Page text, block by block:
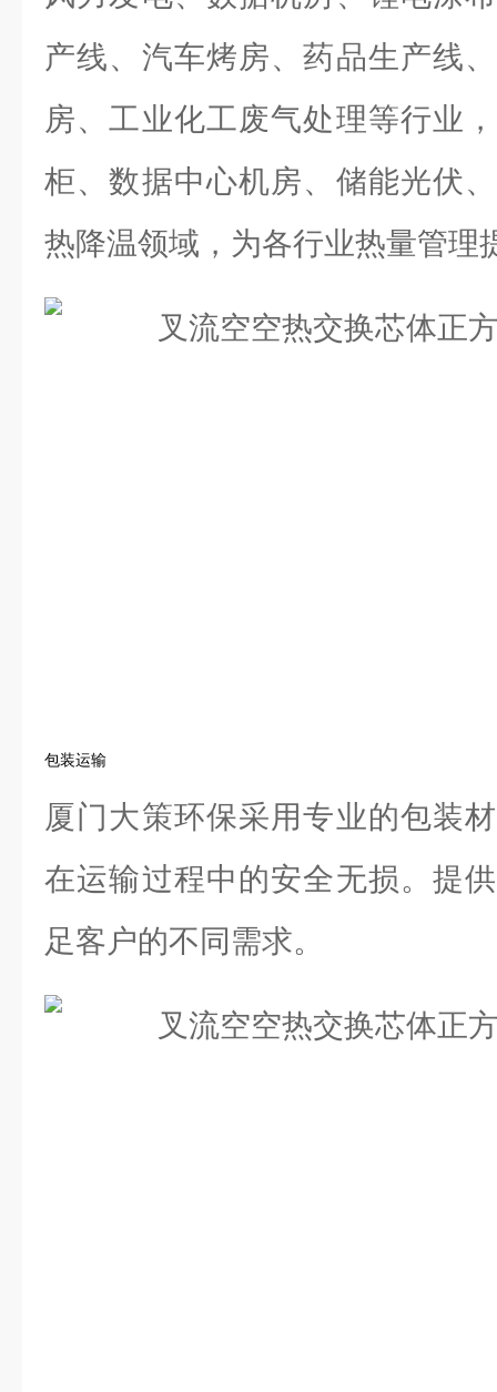
产线、汽车烤房、药品生产线
房、工业化工废气处理等行业
柜、数据中心机房、储能光伏
热降温领域，为各行业热量管理
包装运输
厦门大策环保采用专业的包装
在运输过程中的安全无损。提
足客户的不同需求。